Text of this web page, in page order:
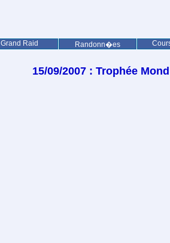
Grand Raid Randonn�es
15/09/2007 : Trophée